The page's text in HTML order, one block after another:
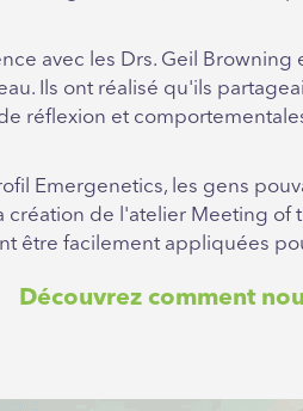
avec les Drs. Geil
Ils ont réalisé qu'ils
réflexion et
Emergenetics, les gens
création de l'atelier Meeting
être facilement appliquées
Découvrez comment